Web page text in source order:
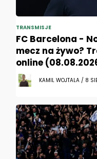
TRANSMISJE
FC Barcelona -
mecz na żywo?
online
KAMIL WOJTALA / 8